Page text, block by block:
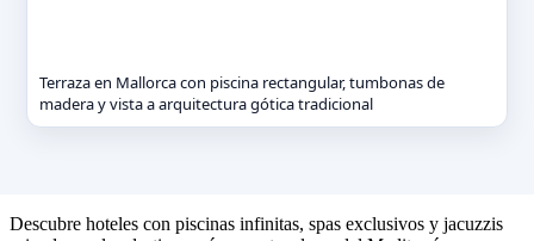
Terraza en Mallorca con piscina rectangular, tumbonas de
madera y vista a arquitectura gótica tradicional
Descubre hoteles con piscinas infinitas, spas exclusivos y jacuzzis